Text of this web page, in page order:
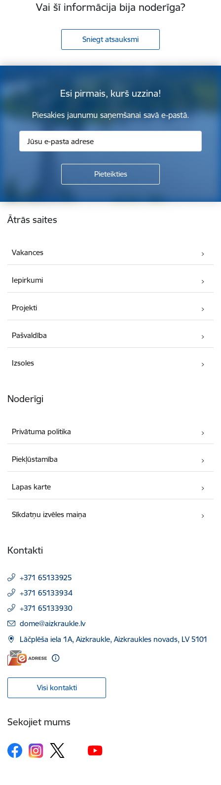
Vai šī informācija bija noderīga?
Sniegt atsauksmi
Esi pirmais, kurš uzzina!
Piesakies jaunumu saņemšanai savā e-pastā.
Kājene
Ātrās saites
Vakances
Iepirkumi
Projekti
Pašvaldība
Izsoles
Noderīgi
Privātuma politika
Piekļūstamība
Lapas karte
Sīkdatņu izvēles maiņa
Kontakti
+371 65133925
+371 65133934
+371 65133930
E-pasts:
dome@aizkraukle.lv
Lāčplēša iela 1A, Aizkraukle, Aizkraukles novads, LV 5101
Visi kontakti
Sekojiet mums